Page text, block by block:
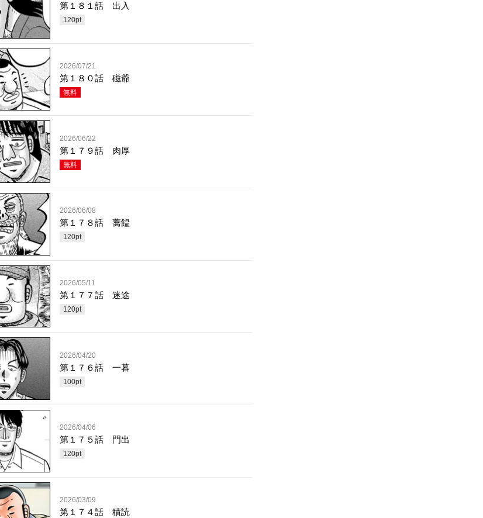
第１８１話 出入
120pt
2026/07/21
第１８０話 磁爺
無料
2026/06/22
第１７９話 肉厚
無料
2026/06/08
第１７８話 蕎饂
120pt
2026/05/11
第１７７話 迷途
120pt
2026/04/20
第１７６話 一暮
100pt
2026/04/06
第１７５話 門出
120pt
2026/03/09
第１７４話 積読